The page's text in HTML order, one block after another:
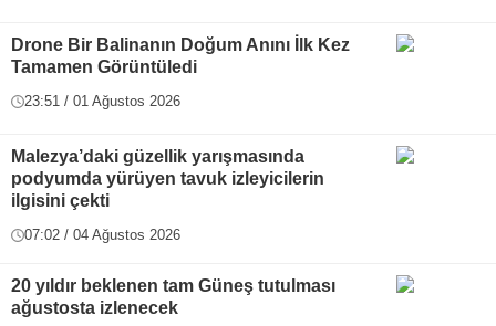
Drone Bir Balinanın Doğum Anını İlk Kez
Tamamen Görüntüledi
23:51 / 01 Ağustos 2026
Malezya’daki güzellik yarışmasında
podyumda yürüyen tavuk izleyicilerin
ilgisini çekti
07:02 / 04 Ağustos 2026
20 yıldır beklenen tam Güneş tutulması
ağustosta izlenecek